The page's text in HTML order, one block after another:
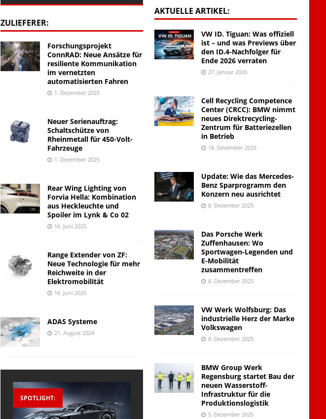
ZULIEFERER:
Forschungsprojekt
ConnRAD: Neue Ansätze für
resiliente Kommunikation
im vernetzten
automatisierten Fahren
1. Dezember 2025
Neuer Serienauftrag:
Schaltschütze von
Rheinmetall für 450-Volt-
Fahrzeuge
1. Dezember 2025
Rear Wing Lighting von
Forvia Hella: Kombination
aus Heckleuchte und
Spoiler im Lynk & Co 02
16. Juni 2025
Range Extender von ZF:
Neue Technologie für mehr
Reichweite in der
Elektromobilität
16. Juni 2025
ADAS Systeme
21. August 2024
SPOTLIGHT:
AKTUELLE ARTIKEL:
VW ID. Tiguan: Was offiziell
ist – und was Previews über
den ID.4-Nachfolger für
Ende 2026 verraten
27. Januar 2026
Cell Recycling Competence
Center (CRCC): BMW nimmt
neues Direktrecycling-
Zentrum für Batteriezellen
in Betrieb
18. Dezember 2025
Update: Wie das Mercedes-
Benz Sparprogramm den
Konzern neu ausrichtet
8. Dezember 2025
Das Porsche Werk
Zuffenhausen: Wo
Sportwagen-Legenden und
E-Mobilität
zusammentreffen
8. Dezember 2025
VW Werk Wolfsburg: Das
industrielle Herz der Marke
Volkswagen
8. Dezember 2025
BMW Group Werk
Regensburg startet Bau der
neuen Wasserstoff-
Infrastruktur für die
Produktionslogistik
5. Dezember 2025